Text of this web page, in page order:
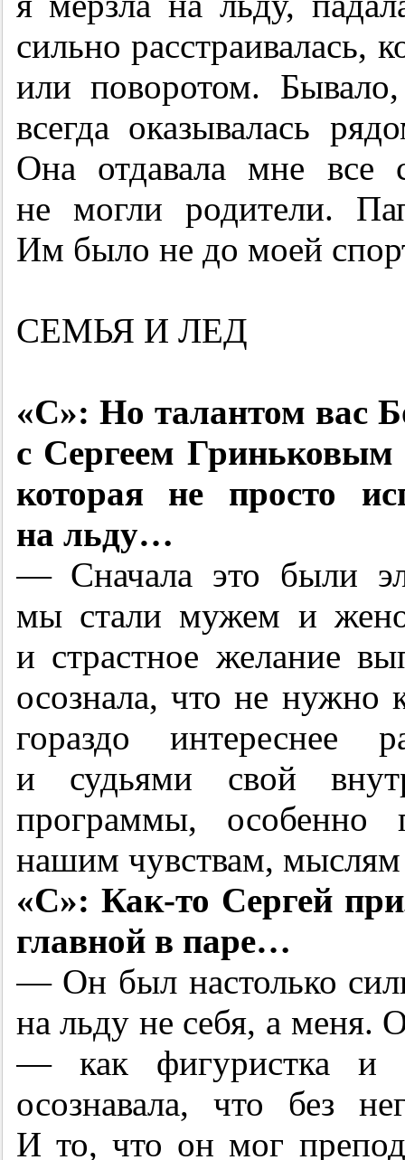
сильно расстраивалась,
или поворотом.
всегда оказывалась
Она отдавала мне все
не могли родители.
Им было не до моей
СЕМЬЯ И ЛЕД
«С»: Но талантом вас
с Сергеем Гриньковым
которая не просто
на льду…
— Сначала это были
мы стали мужем и
и страстное желание
осознала, что не нужно
гораздо интереснее
и судьями свой
программы, особенно
нашим чувствам,
«С»: Как-то Сергей
главной в паре…
— Он был настолько
на льду не себя, а меня.
— как фигуристка и
осознавала, что без
И то, что он мог